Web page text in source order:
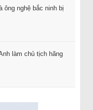
ông nghệ bắc ninh bị
làm chủ tịch hãng